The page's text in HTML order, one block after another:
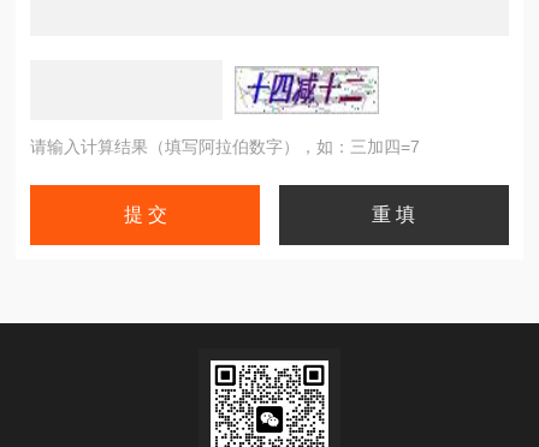
请输入计算结果（填写阿拉伯数字），如：三加四=7